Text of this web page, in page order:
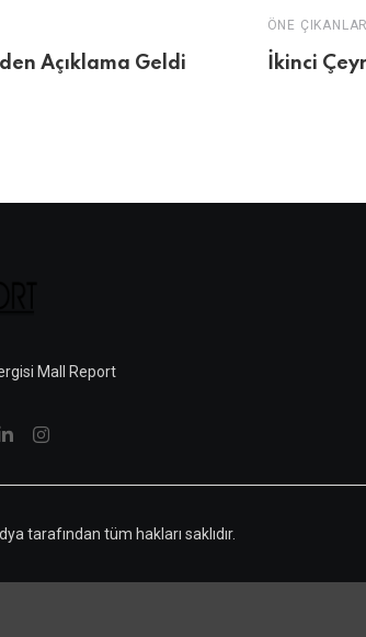
Açıklama Geldi
ÖNE
İkinci
Mall Report
tarafından tüm hakları saklıdır.